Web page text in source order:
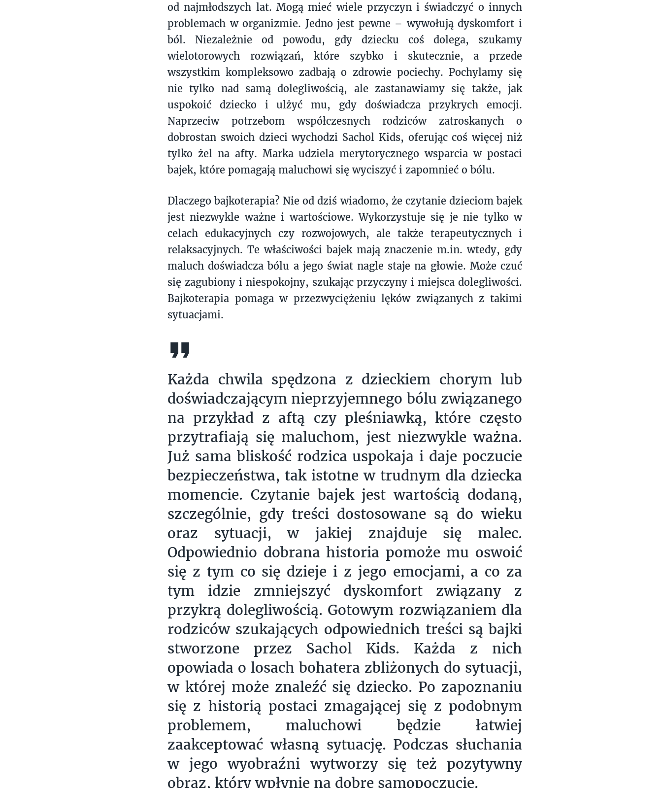
od najmłodszych lat. Mogą mieć wiele przyczyn i świadczyć o innych
problemach w organizmie. Jedno jest pewne – wywołują dyskomfort i
ból. Niezależnie od powodu, gdy dziecku coś dolega, szukamy
wielotorowych rozwiązań, które szybko i skutecznie, a przede
wszystkim kompleksowo zadbają o zdrowie pociechy. Pochylamy się
nie tylko nad samą dolegliwością, ale zastanawiamy się także, jak
uspokoić dziecko i ulżyć mu, gdy doświadcza przykrych emocji.
Naprzeciw potrzebom współczesnych rodziców zatroskanych o
dobrostan swoich dzieci wychodzi Sachol Kids, oferując coś więcej niż
tylko żel na afty. Marka udziela merytorycznego wsparcia w postaci
bajek, które pomagają maluchowi się wyciszyć i zapomnieć o bólu.
Dlaczego bajkoterapia? Nie od dziś wiadomo, że czytanie dzieciom bajek
jest niezwykle ważne i wartościowe. Wykorzystuje się je nie tylko w
celach edukacyjnych czy rozwojowych, ale także terapeutycznych i
relaksacyjnych. Te właściwości bajek mają znaczenie m.in. wtedy, gdy
maluch doświadcza bólu a jego świat nagle staje na głowie. Może czuć
się zagubiony i niespokojny, szukając przyczyny i miejsca dolegliwości.
Bajkoterapia pomaga w przezwyciężeniu lęków związanych z takimi
sytuacjami.
Każda chwila spędzona z dzieckiem chorym lub
doświadczającym nieprzyjemnego bólu związanego
na przykład z aftą czy pleśniawką, które często
przytrafiają się maluchom, jest niezwykle ważna.
Już sama bliskość rodzica uspokaja i daje poczucie
bezpieczeństwa, tak istotne w trudnym dla dziecka
momencie. Czytanie bajek jest wartością dodaną,
szczególnie, gdy treści dostosowane są do wieku
oraz sytuacji, w jakiej znajduje się malec.
Odpowiednio dobrana historia pomoże mu oswoić
się z tym co się dzieje i z jego emocjami, a co za
tym idzie zmniejszyć dyskomfort związany z
przykrą dolegliwością. Gotowym rozwiązaniem dla
rodziców szukających odpowiednich treści są bajki
stworzone przez Sachol Kids. Każda z nich
opowiada o losach bohatera zbliżonych do sytuacji,
w której może znaleźć się dziecko. Po zapoznaniu
się z historią postaci zmagającej się z podobnym
problemem, maluchowi będzie łatwiej
zaakceptować własną sytuację. Podczas słuchania
w jego wyobraźni wytworzy się też pozytywny
obraz, który wpłynie na dobre samopoczucie.